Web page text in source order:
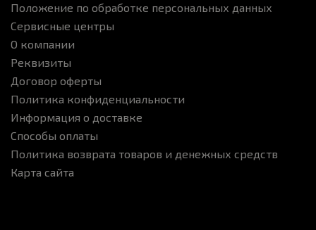
Положение по обработке персональных данных
Сервисные центры
О компании
Реквизиты
Договор оферты
Политика конфиденциальности
Информация о доставке
Способы оплаты
Политика возврата товаров и денежных средств
Карта сайта